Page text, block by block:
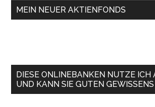
MEIN NEUER AKTIENFONDS
DIESE ONLINEBANKEN NUTZE ICH
UND KANN SIE GUTEN